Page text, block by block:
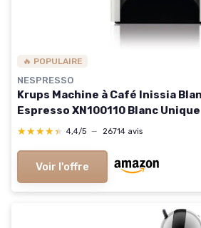
🔥 POPULAIRE
NESPRESSO
Krups Machine à Café Inissia
Espresso XN100110 Blanc Unique
★★★★★
★★★★★ 4,4/5 — 26714 avis
Voir l'offre